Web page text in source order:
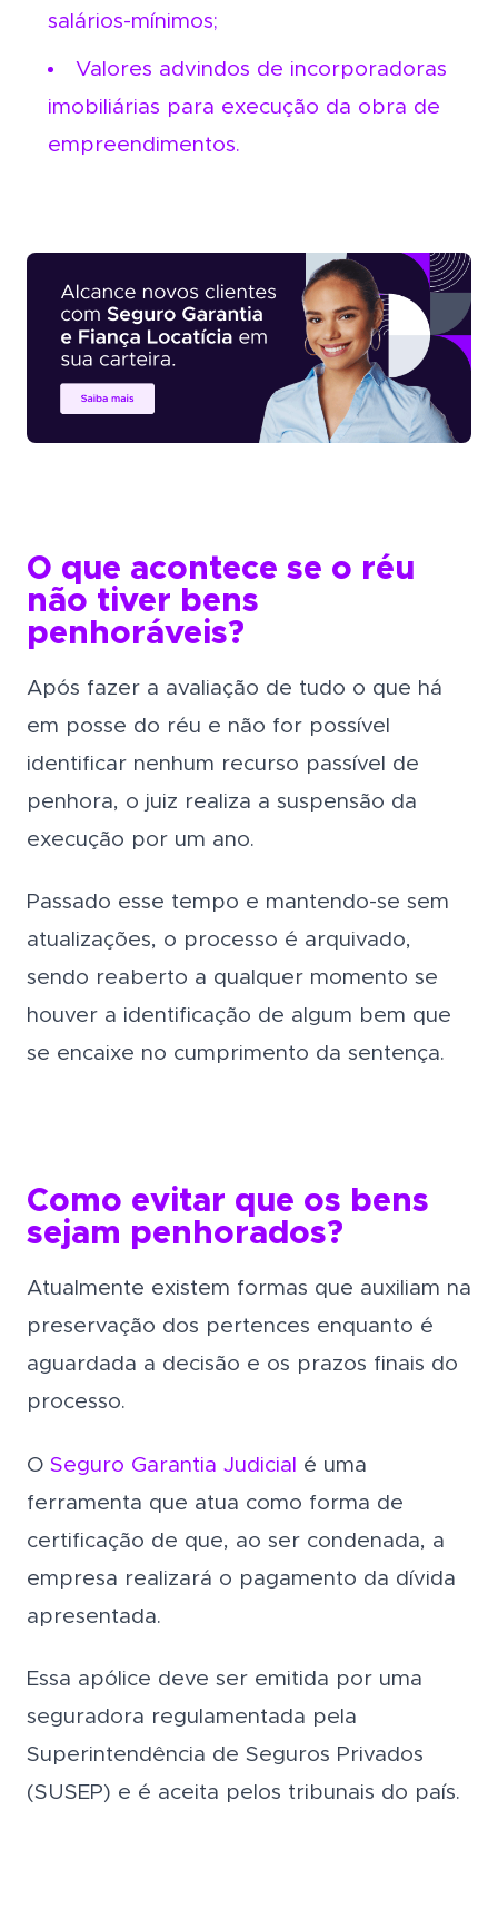
salários-mínimos;
Valores advindos de incorporadoras
imobiliárias para execução da obra de
empreendimentos.
O que acontece se o réu
não tiver bens
penhoráveis?
Após fazer a avaliação de tudo o que há
em posse do réu e não for possível
identificar nenhum recurso passível de
penhora, o juiz realiza a suspensão da
execução por um ano.
Passado esse tempo e mantendo-se sem
atualizações, o processo é arquivado,
sendo reaberto a qualquer momento se
houver a identificação de algum bem que
se encaixe no cumprimento da sentença.
Como evitar que os bens
sejam penhorados?
Atualmente existem formas que auxiliam na
preservação dos pertences enquanto é
aguardada a decisão e os prazos finais do
processo.
O Seguro Garantia Judicial
é uma
ferramenta que atua como forma de
certificação de que, ao ser condenada, a
empresa realizará o pagamento da dívida
apresentada.
Essa apólice deve ser emitida por uma
seguradora regulamentada pela
Superintendência de Seguros Privados
(SUSEP) e é aceita pelos tribunais do país.